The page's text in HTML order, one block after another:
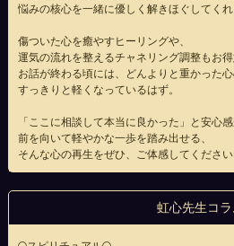
悩みの核心を一緒に優しく解きほぐしてくれ
傷ついた心を癒やすヒーリングや、
運気の流れを整えるチャネリング調整もお得
お話が終わる頃には、どんよりと重かった
すっきりと軽くなっているはず。
「ここに相談して本当に良かった」と安心感
前を向いて軽やかな一歩を踏み出せる、
そんな心の再生をぜひ、ご体感してください
虹心先生コラ